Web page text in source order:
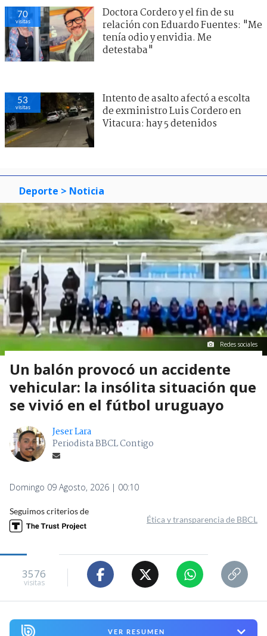
70
visitas
Doctora Cordero y el fin de su
relación con Eduardo Fuentes: "Me
tenía odio y envidia. Me
detestaba"
53
visitas
Intento de asalto afectó a escolta
de exministro Luis Cordero en
Vitacura: hay 5 detenidos
Deporte > Noticia
Redes sociales
Un balón provocó un accidente
vehicular: la insólita situación que
se vivió en el fútbol uruguayo
Jeser Lara
Periodista BBCL Contigo
Domingo 09 Agosto, 2026 | 00:10
Seguimos criterios de
Ética y transparencia de BBCL
3576
visitas
VER RESUMEN